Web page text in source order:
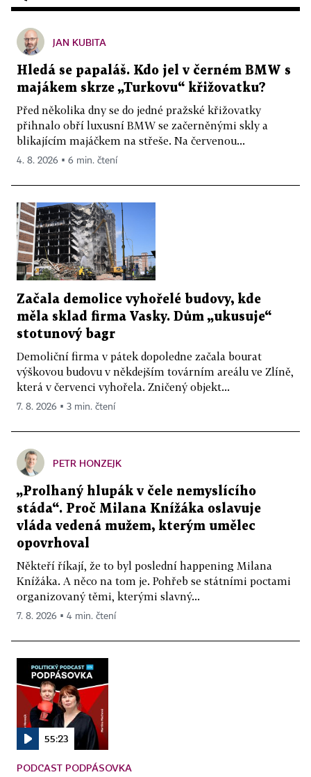
JAN KUBITA
Hledá se papaláš. Kdo jel v černém BMW s
majákem skrze „Turkovu“ křižovatku?
Před několika dny se do jedné pražské křižovatky
přihnalo obří luxusní BMW se začerněnými skly a
blikajícím majáčkem na střeše. Na červenou...
4. 8. 2026 ▪ 6 min. čtení
Začala demolice vyhořelé budovy, kde
měla sklad firma Vasky. Dům „ukusuje“
stotunový bagr
Demoliční firma v pátek dopoledne začala bourat
výškovou budovu v někdejším továrním areálu ve Zlíně,
která v červenci vyhořela. Zničený objekt...
7. 8. 2026 ▪ 3 min. čtení
PETR HONZEJK
„Prolhaný hlupák v čele nemyslícího
stáda“. Proč Milana Knížáka oslavuje
vláda vedená mužem, kterým umělec
opovrhoval
Někteří říkají, že to byl poslední happening Milana
Knížáka. A něco na tom je. Pohřeb se státními poctami
organizovaný těmi, kterými slavný...
7. 8. 2026 ▪ 4 min. čtení
55:23
PODCAST PODPÁSOVKA